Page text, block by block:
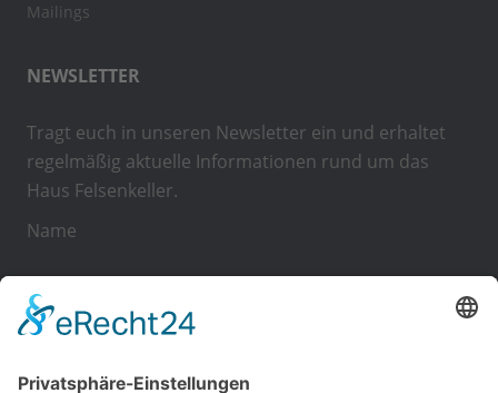
Mailings
NEWSLETTER
Tragt euch in unseren Newsletter ein und erhaltet
regelmäßig aktuelle Informationen rund um das
Haus Felsenkeller.
Name
E-Mail